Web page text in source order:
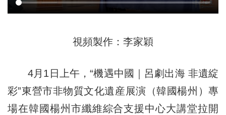
視頻製作：李家穎
4月1日上午，“機遇中國｜呂劇出海 非遺綻
彩”東營市非物質文化遺産展演（韓國楊州）專
場在韓國楊州市纖維綜合支援中心大講堂拉開